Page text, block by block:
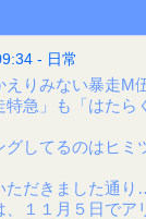
- 日常
えりみない暴走M
急」も「はたら
してるのはヒミ
ただきました通
、１１月５日でア